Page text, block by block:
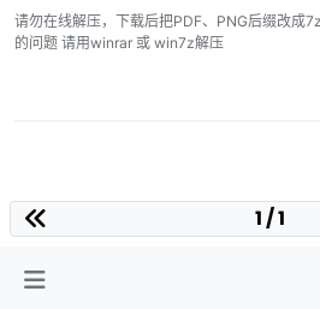
请勿在线解压，下载后把PDF、PNG后缀改成
的问题 请用winrar 或 win7z解压
1 / 1